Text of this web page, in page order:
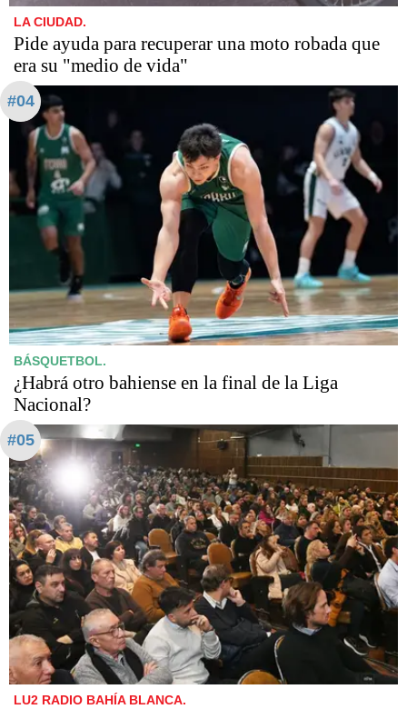
LA CIUDAD.
Pide ayuda para recuperar una moto robada que
era su "medio de vida"
#04
BÁSQUETBOL.
¿Habrá otro bahiense en la final de la Liga
Nacional?
#05
LU2 RADIO BAHÍA BLANCA.